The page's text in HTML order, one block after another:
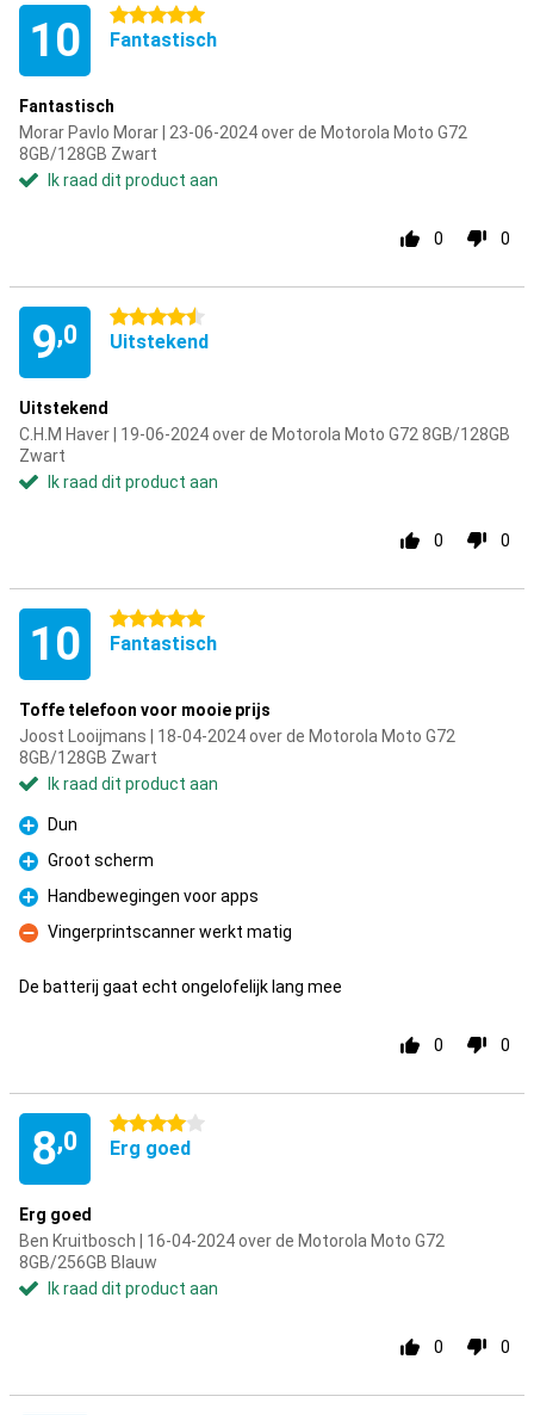
10 5 sterren
Fantastisch
Fantastisch
Morar Pavlo Morar | 23-06-2024 over de Motorola Moto G72
8GB/128GB Zwart
Ik raad dit product aan
0 0
9,0
4.5 sterren
Uitstekend
Uitstekend
C.H.M Haver | 19-06-2024 over de Motorola Moto G72 8GB/128GB
Zwart
Ik raad dit product aan
0 0
10 5 sterren
Fantastisch
Toffe telefoon voor mooie prijs
Joost Looijmans | 18-04-2024 over de Motorola Moto G72
8GB/128GB Zwart
Ik raad dit product aan
Pluspunt
Dun
Pluspunt
Groot scherm
Pluspunt
Handbewegingen voor apps
Minpunt
Vingerprintscanner werkt matig
De batterij gaat echt ongelofelijk lang mee
0 0
8,0
4 sterren
Erg goed
Erg goed
Ben Kruitbosch | 16-04-2024 over de Motorola Moto G72
8GB/256GB Blauw
Ik raad dit product aan
0 0